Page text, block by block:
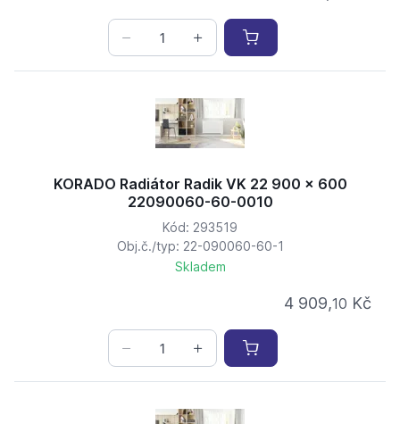
KORADO Radiátor Radik VK 22 900 x 600
22090060-60-0010
Kód: 293519
Obj.č./typ: 22-090060-60-1
Skladem
4 909,10 Kč